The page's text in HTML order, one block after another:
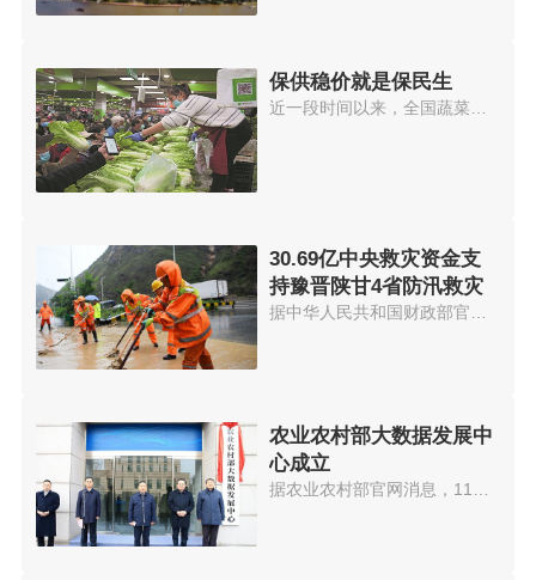
保供稳价就是保民生
30.69亿中央救灾资金支
持豫晋陕甘4省防汛救灾
据中华人民共和国财政部官网消息...
农业农村部大数据发展中
心成立
据农业农村部官网消息，11月19日...